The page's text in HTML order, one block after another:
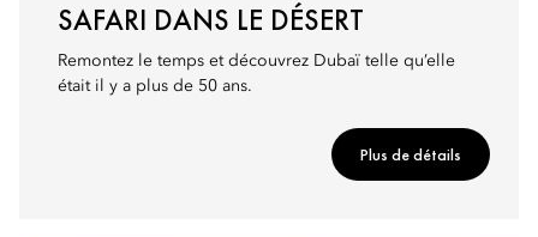
SAFARI DANS LE DÉSERT
Remontez le temps et découvrez Dubaï telle qu’elle
était il y a plus de 50 ans.
Plus de détails